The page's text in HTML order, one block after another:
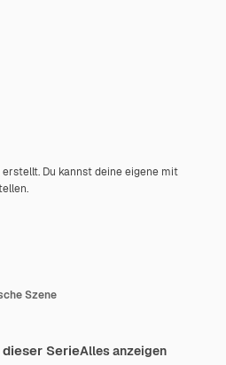
erstellt. Du kannst deine eigene mit
Szene
SerieAlles anzeigen